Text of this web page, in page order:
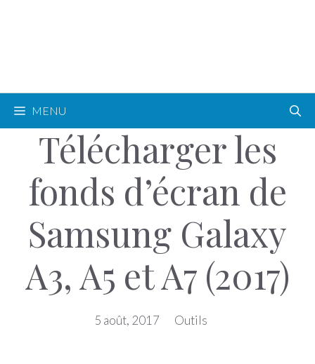
MENU
Télécharger les
fonds d’écran de
Samsung Galaxy
A3, A5 et A7 (2017)
5 août, 2017 Outils